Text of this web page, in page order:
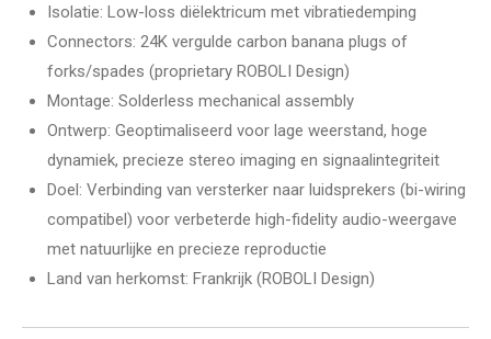
Isolatie: Low-loss diëlektricum met vibratiedemping
Connectors: 24K vergulde carbon banana plugs of
forks/spades (proprietary ROBOLI Design)
Montage: Solderless mechanical assembly
Ontwerp: Geoptimaliseerd voor lage weerstand, hoge
dynamiek, precieze stereo imaging en signaalintegriteit
Doel: Verbinding van versterker naar luidsprekers (bi-wiring
compatibel) voor verbeterde high-fidelity audio-weergave
met natuurlijke en precieze reproductie
Land van herkomst: Frankrijk (ROBOLI Design)